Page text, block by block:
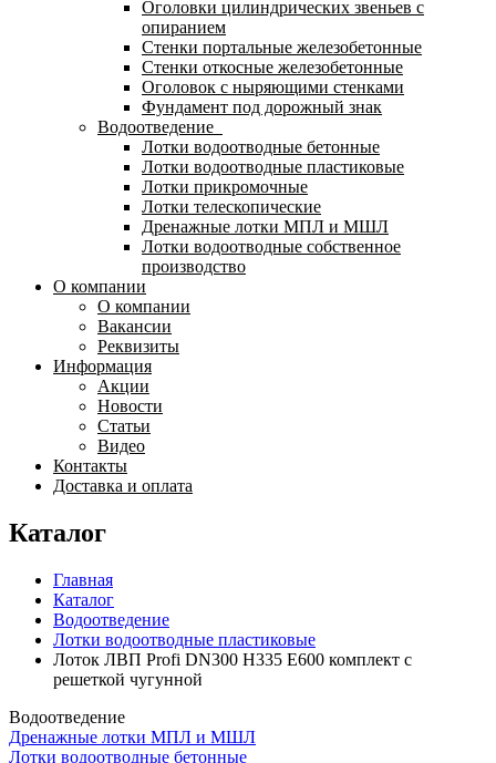
Оголовки цилиндрических звеньев с
опиранием
Стенки портальные железобетонные
Стенки откосные железобетонные
Оголовок с ныряющими стенками
Фундамент под дорожный знак
Водоотведение
Лотки водоотводные бетонные
Лотки водоотводные пластиковые
Лотки прикромочные
Лотки телескопические
Дренажные лотки МПЛ и МШЛ
Лотки водоотводные собственное
производство
О компании
О компании
Вакансии
Реквизиты
Информация
Акции
Новости
Статьи
Видео
Контакты
Доставка и оплата
Каталог
Главная
Каталог
Водоотведение
Лотки водоотводные пластиковые
Лоток ЛВП Profi DN300 H335 Е600 комплект с
решеткой чугунной
Водоотведение
Дренажные лотки МПЛ и МШЛ
Лотки водоотводные бетонные